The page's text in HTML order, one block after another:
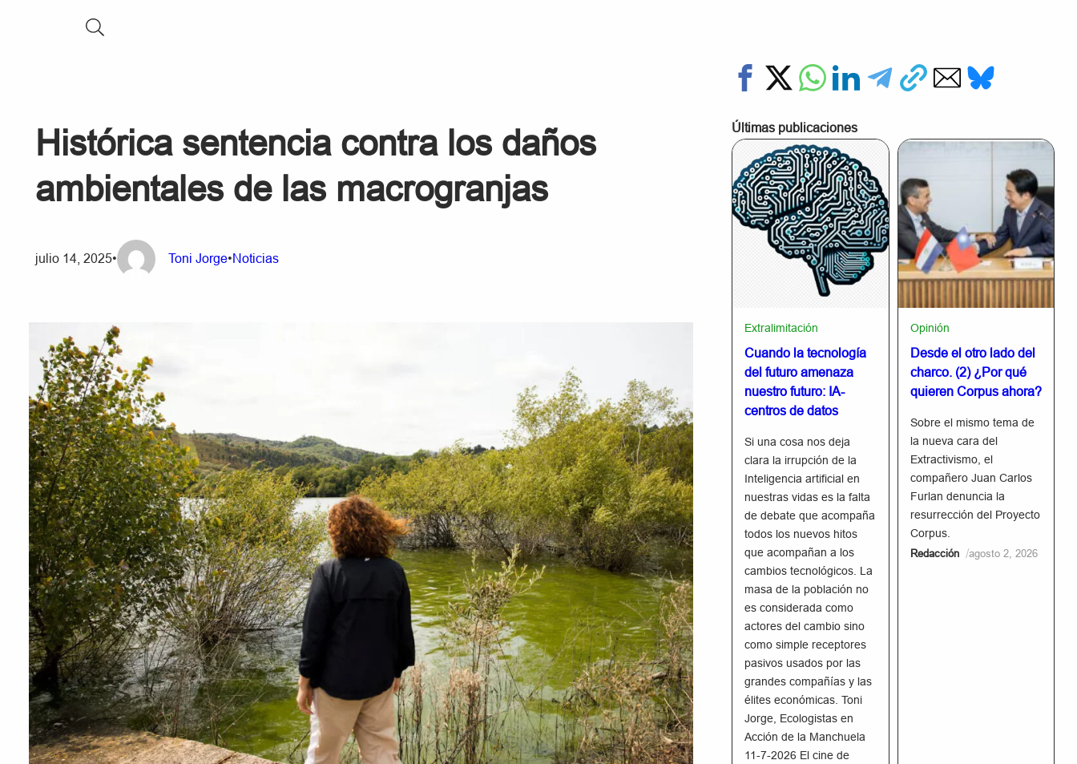
Histórica sentencia contra los daños
ambientales de las macrogranjas
julio 14, 2025• Toni Jorge•Noticias
Últimas publicaciones
Extralimitación
Cuando la tecnología
del futuro amenaza
nuestro futuro: IA-
centros de datos
Si una cosa nos deja
clara la irrupción de la
Inteligencia artificial en
nuestras vidas es la falta
de debate que acompaña
todos los nuevos hitos
que acompañan a los
cambios tecnológicos. La
masa de la población no
es considerada como
actores del cambio sino
como simple receptores
pasivos usados por las
grandes compañías y las
élites económicas. Toni
Jorge, Ecologistas en
Acción de la Manchuela
11-7-2026 El cine de
Opinión
Desde el otro lado del
charco. (2) ¿Por qué
quieren Corpus ahora?
Sobre el mismo tema de
la nueva cara del
Extractivismo, el
compañero Juan Carlos
Furlan denuncia la
resurrección del Proyecto
Corpus.
Redacción /agosto 2, 2026